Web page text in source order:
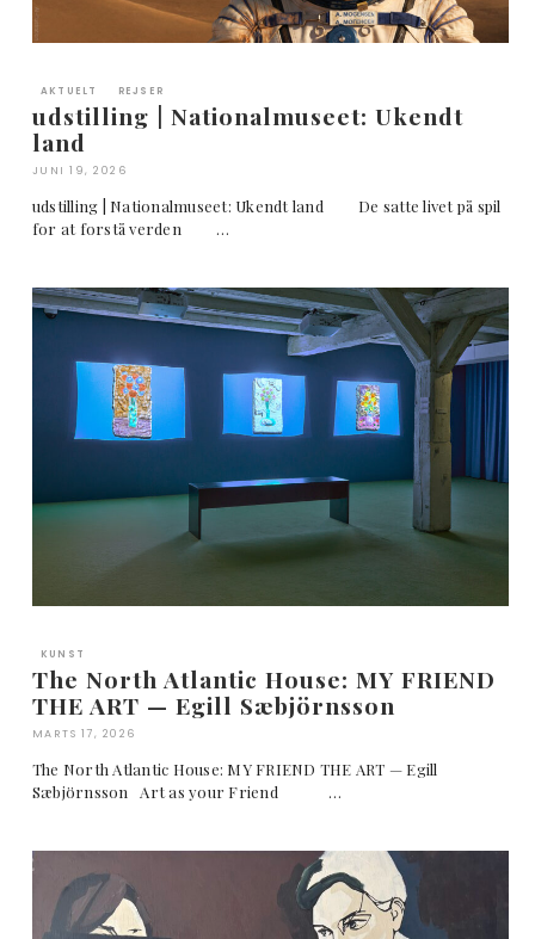
AKTUELT REJSER
udstilling | Nationalmuseet: Ukendt
land
JUNI 19, 2026
udstilling | Nationalmuseet: Ukendt land De satte livet på spil
for at forstå verden …
KUNST
The North Atlantic House: MY FRIEND
THE ART — Egill Sæbjörnsson
MARTS 17, 2026
The North Atlantic House: MY FRIEND THE ART — Egill
Sæbjörnsson Art as your Friend …